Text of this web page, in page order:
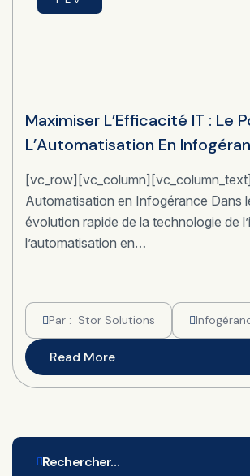
Maximiser L’Efficacité IT : Le
L’Automatisation En
[vc_row][vc_column][vc_column_text]
Automatisation en Infogérance Dans
évolution rapide de la technologie de
l’automatisation en…
Par : Stor Solutions
Read More
Rechercher…